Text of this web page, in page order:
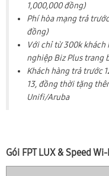
1,000,000 đồng)
Phí hòa mạng trả
đồng)
Với chỉ từ 300k khách
nghiệp Biz Plus trang
Khách hàng trả trước
13, đồng thời tặng
Unifi/Aruba
Gói FPT LUX & Speed